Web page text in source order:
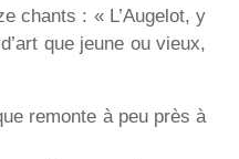
chants : « L’Augelot, y
que jeune ou vieux,
remonte à peu près à